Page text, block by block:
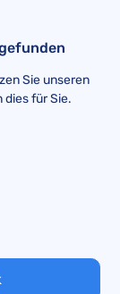
Sie unseren
dies für Sie.